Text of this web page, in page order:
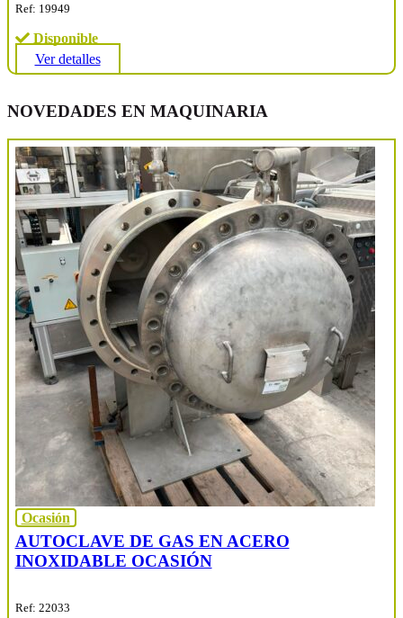
Ref: 19949
Disponible
Ver detalles
NOVEDADES EN MAQUINARIA
Ocasión
AUTOCLAVE DE GAS EN ACERO
INOXIDABLE OCASIÓN
Ref: 22033